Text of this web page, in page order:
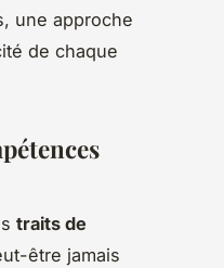
une approche
de chaque
traits de
être jamais